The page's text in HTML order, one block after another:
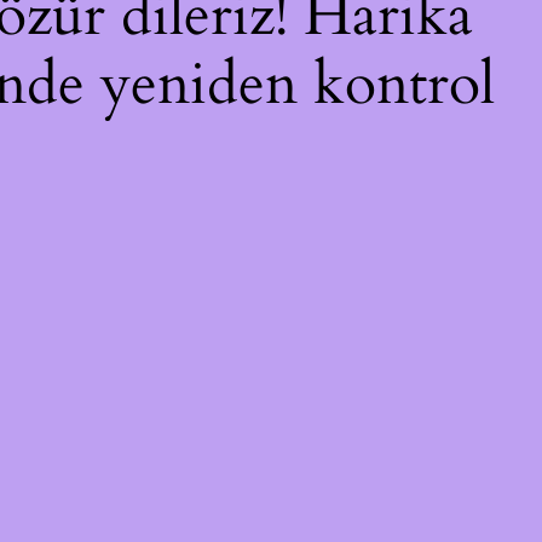
yeniden kontrol